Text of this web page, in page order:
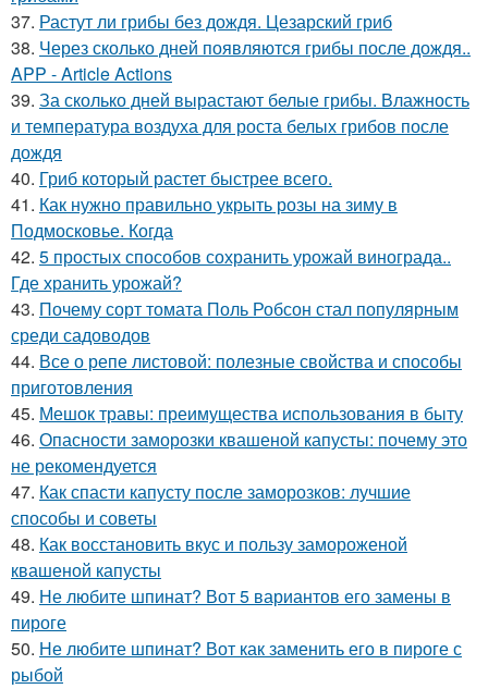
37. Растут ли грибы без дождя. Цезарский гриб
38. Через сколько дней появляются грибы после дождя..
APP - Article Actions
39. За сколько дней вырастают белые грибы. Влажность
и температура воздуха для роста белых грибов после
дождя
40. Гриб который растет быстрее всего.
41. Как нужно правильно укрыть розы на зиму в
Подмосковье. Когда
42. 5 простых способов сохранить урожай винограда..
Где хранить урожай?
43. Почему сорт томата Поль Робсон стал популярным
среди садоводов
44. Все о репе листовой: полезные свойства и способы
приготовления
45. Мешок травы: преимущества использования в быту
46. Опасности заморозки квашеной капусты: почему это
не рекомендуется
47. Как спасти капусту после заморозков: лучшие
способы и советы
48. Как восстановить вкус и пользу замороженой
квашеной капусты
49. Не любите шпинат? Вот 5 вариантов его замены в
пироге
50. Не любите шпинат? Вот как заменить его в пироге с
рыбой